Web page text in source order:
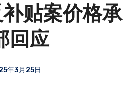
贴案价格承
回应
年3月25日